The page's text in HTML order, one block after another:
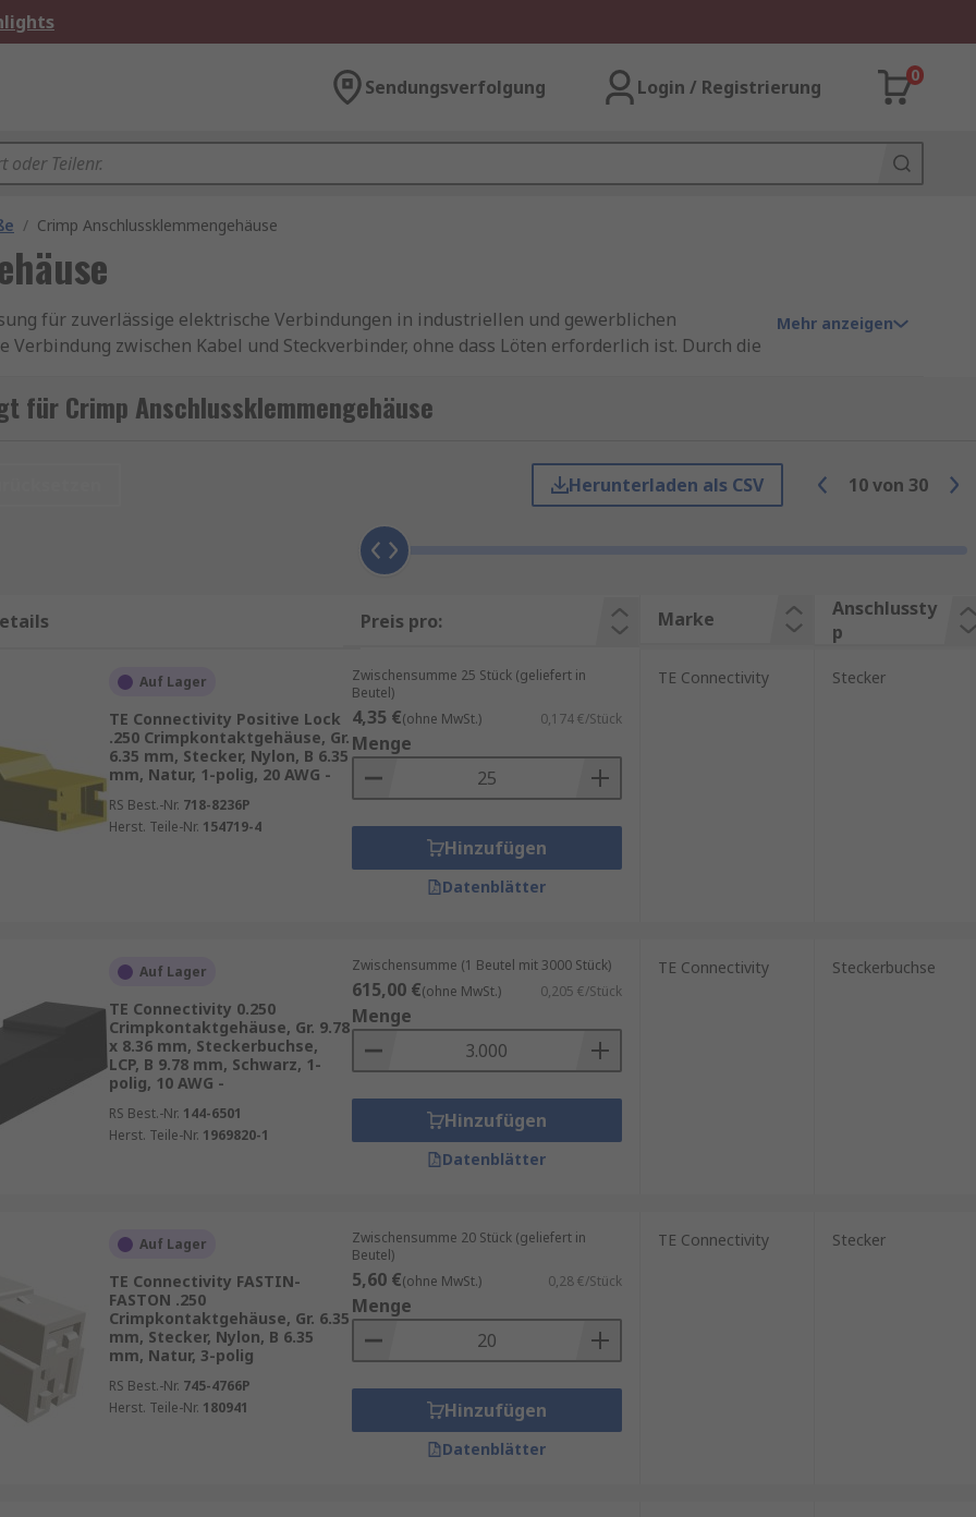
Sendungsverfolgung Login / Registrierung
0
/ Crimp Anschlussklemmengehäuse
für zuverlässige elektrische Verbindungen in industriellen und gewerblichen
zwischen Kabel und Steckverbinder, ohne dass Löten erforderlich ist. Durch die
geordnete und sichere Verbindung. Sie sind in verschiedenen Größen, Polzahlen und
in der Elektrotechnik gerecht zu werden.
Phoenix Contact , sowie
das Lösen der Kontakte und garantiert eine stabile elektrische Verbindung.
lassen sich die Kontakte schnell und präzise verarbeiten.
für unterschiedliche Kabelquerschnitte und Anwendungen.
und Umwelteinflüssen wie Staub oder Feuchtigkeit.
Schaltschränken.
Kontaktdichte.
folgende Kriterien entscheidend:
Metall für erhöhte Anforderungen.
oder andere Sicherheitsstandards.
Mehr anzeigen
für Crimp Anschlussklemmengehäuse
Herunterladen als CSV 10von 30
Preis pro: Marke
Anschlussty
p
Auf Lager
TE Connectivity Positive Lock
.250 Crimpkontaktgehäuse, Gr.
6.35 mm, Stecker, Nylon, B 6.35
mm, Natur, 1-polig, 20 AWG -
RS Best.-Nr. 718-8236P
Herst. Teile-Nr. 154719-4
Zwischensumme 25 Stück (geliefert in
Beutel)
4,35 €(ohne MwSt.) 0,174 €/Stück
Menge
Hinzufügen
Datenblätter
TE Connectivity Stecker
Auf Lager
TE Connectivity 0.250
Crimpkontaktgehäuse, Gr. 9.78
x 8.36 mm, Steckerbuchse,
LCP, B 9.78 mm, Schwarz, 1-
polig, 10 AWG -
RS Best.-Nr. 144-6501
Herst. Teile-Nr. 1969820-1
Zwischensumme (1 Beutel mit 3000 Stück)
615,00 €(ohne MwSt.) 0,205 €/Stück
Menge
Hinzufügen
Datenblätter
TE Connectivity Steckerbuchse
Auf Lager
TE Connectivity FASTIN-
FASTON .250
Crimpkontaktgehäuse, Gr. 6.35
mm, Stecker, Nylon, B 6.35
mm, Natur, 3-polig
RS Best.-Nr. 745-4766P
Herst. Teile-Nr. 180941
Zwischensumme 20 Stück (geliefert in
Beutel)
5,60 €(ohne MwSt.) 0,28 €/Stück
Menge
Hinzufügen
Datenblätter
TE Connectivity Stecker